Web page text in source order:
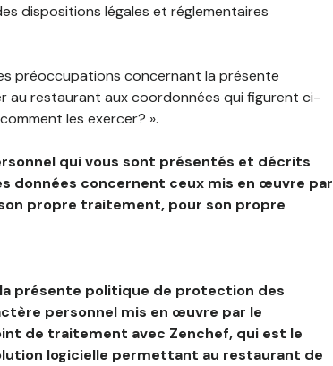
dispositions légales et réglementaires
préoccupations concernant la présente
au restaurant aux coordonnées qui figurent ci-
les exercer? ».
qui vous sont présentés et décrits
données concernent ceux mis en œuvre par
propre traitement, pour son propre
présente politique de protection des
personnel mis en œuvre par le
de traitement avec Zenchef, qui est le
logicielle permettant au restaurant de